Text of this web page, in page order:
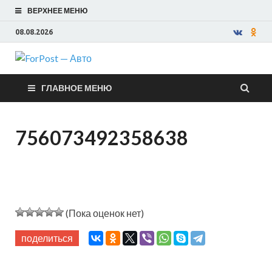
ВЕРХНЕЕ МЕНЮ
08.08.2026
ForPost —
Авто
ГЛАВНОЕ МЕНЮ
756073492358638
(Пока оценок нет)
поделиться